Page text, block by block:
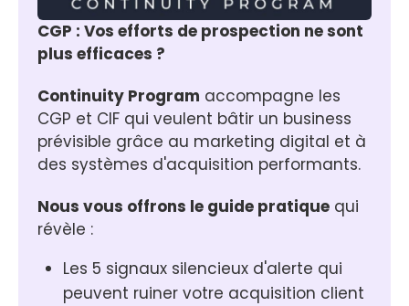
CGP : Vos efforts de prospection ne sont
plus efficaces ?
Continuity Program accompagne les
CGP et CIF qui veulent bâtir un business
prévisible grâce au marketing digital et à
des systèmes d'acquisition performants.
Nous vous offrons le guide pratique qui
révèle :
Les 5 signaux silencieux d'alerte qui
peuvent ruiner votre acquisition client